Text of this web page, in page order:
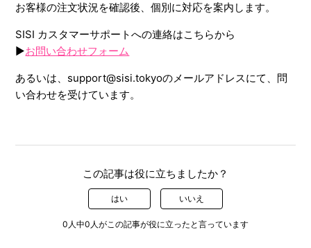
お客様の注文状況を確認後、個別に対応を案内します。
SISI カスタマーサポートへの連絡はこちらから
▶︎お問い合わせフォーム
あるいは、support@sisi.tokyoのメールアドレスにて、問
い合わせを受けています。
この記事は役に立ちましたか？
はい いいえ
0人中0人がこの記事が役に立ったと言っています